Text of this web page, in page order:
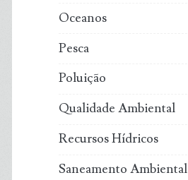
Oceanos
Pesca
Poluição
Qualidade Ambiental
Recursos Hídricos
Saneamento Ambiental